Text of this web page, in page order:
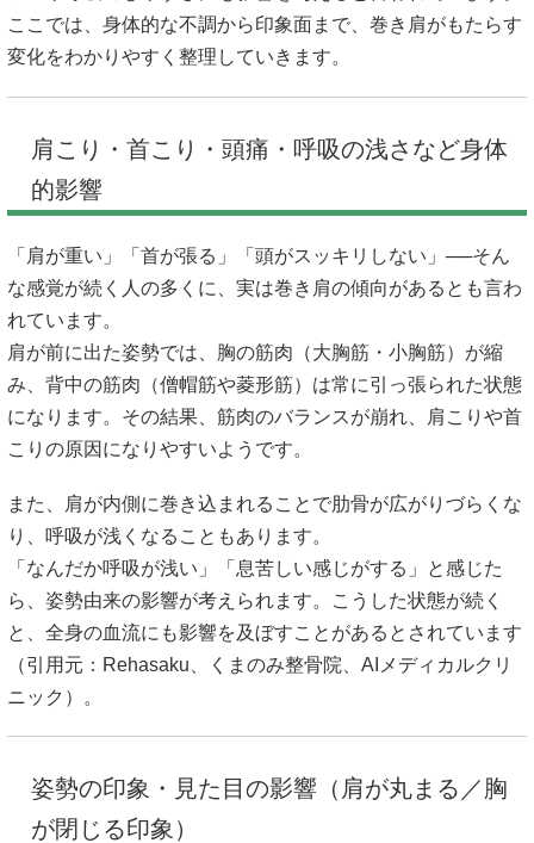
ここでは、身体的な不調から印象面まで、巻き肩がもたらす
変化をわかりやすく整理していきます。
肩こり・首こり・頭痛・呼吸の浅さなど身体
的影響
「肩が重い」「首が張る」「頭がスッキリしない」──そん
な感覚が続く人の多くに、実は巻き肩の傾向があるとも言わ
れています。
肩が前に出た姿勢では、胸の筋肉（大胸筋・小胸筋）が縮
み、背中の筋肉（僧帽筋や菱形筋）は常に引っ張られた状態
になります。その結果、筋肉のバランスが崩れ、肩こりや首
こりの原因になりやすいようです。
また、肩が内側に巻き込まれることで肋骨が広がりづらくな
り、呼吸が浅くなることもあります。
「なんだか呼吸が浅い」「息苦しい感じがする」と感じた
ら、姿勢由来の影響が考えられます。こうした状態が続く
と、全身の血流にも影響を及ぼすことがあるとされています
（引用元： Rehasaku くまのみ整骨院
AIメディカルクリ
ニック ）。
姿勢の印象・見た目の影響（肩が丸まる／胸
が閉じる印象）